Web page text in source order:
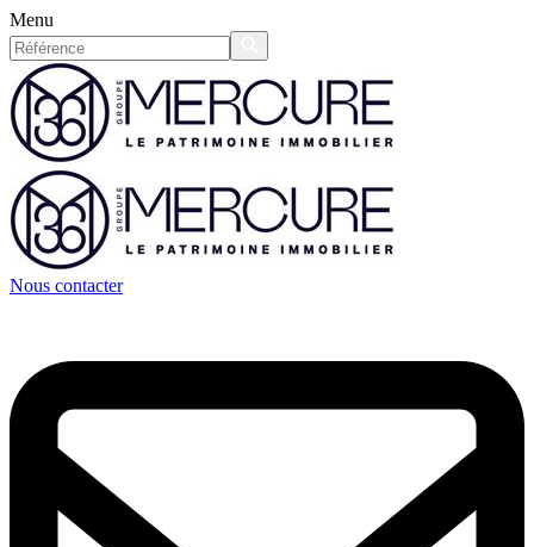
Menu
Nous contacter